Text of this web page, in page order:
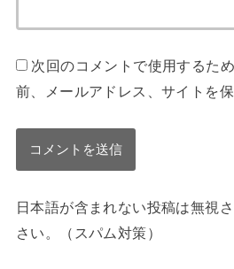
次回のコメントで使用するた
前、メールアドレス、サイトを保
日本語が含まれない投稿は無視
さい。（スパム対策）